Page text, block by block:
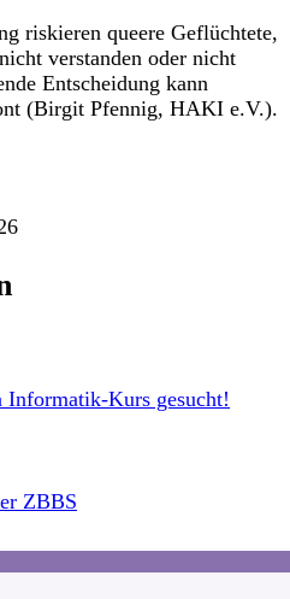
riskieren queere Geflüchtete,
verstanden oder nicht
Entscheidung kann
(Birgit Pfennig, HAKI e.V.).
Informatik-Kurs gesucht!
ZBBS